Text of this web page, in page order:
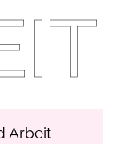
Arbeit